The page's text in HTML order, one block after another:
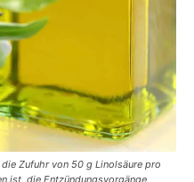
Zufuhr von 50 g Linolsäure pro
ist, die Entzündungsvorgänge